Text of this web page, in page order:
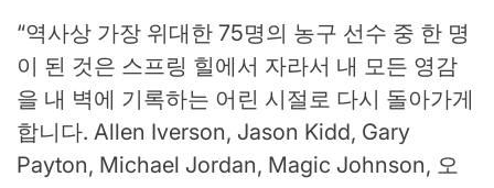
“역사상 가장 위대한 75명의 농구 선수 중 한 명
이 된 것은 스프링 힐에서 자라서 내 모든 영감
을 내 벽에 기록하는 어린 시절로 다시 돌아가게
합니다. Allen Iverson, Jason Kidd, Gary
Payton, Michael Jordan, Magic Johnson, 오